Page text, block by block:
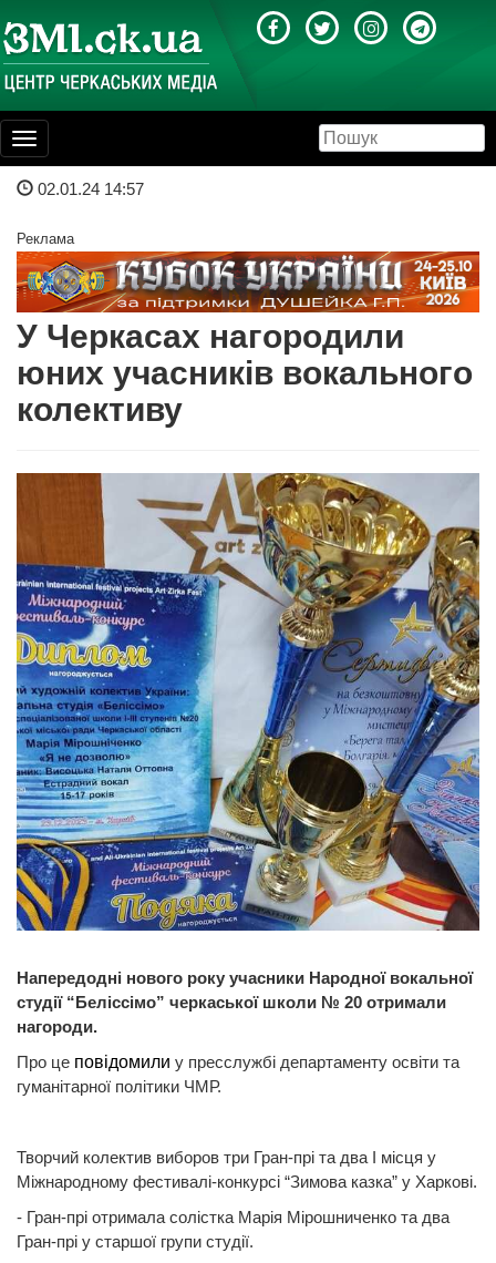
Toggle
navigation
02.01.24 14:57
Реклама
У Черкасах нагородили
юних учасників вокального
колективу
Напередодні нового року учасники Народної вокальної
студії “Беліссімо” черкаської школи № 20 отримали
нагороди.
Про це повідомили у пресслужбі департаменту освіти та
гуманітарної політики ЧМР.
Творчий колектив виборов три Гран-прі та два І місця у
Міжнародному фестивалі-конкурсі “Зимова казка” у Харкові.
- Гран-прі отримала солістка Марія Мірошниченко та два
Гран-прі у старшої групи студії.